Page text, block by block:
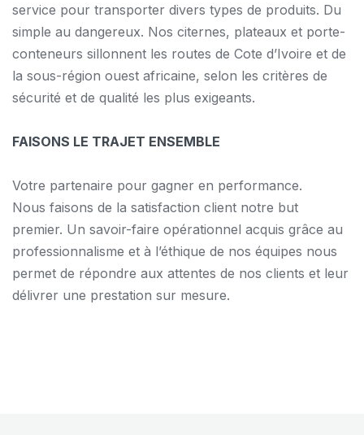
service pour transporter divers types de produits. Du
simple au dangereux. Nos citernes, plateaux et porte-
conteneurs sillonnent les routes de Cote d’Ivoire et de
la sous-région ouest africaine, selon les critères de
sécurité et de qualité les plus exigeants.
FAISONS LE TRAJET ENSEMBLE
Votre partenaire pour gagner en performance.
Nous faisons de la satisfaction client notre but
premier. Un savoir-faire opérationnel acquis grâce au
professionnalisme et à l’éthique de nos équipes nous
permet de répondre aux attentes de nos clients et leur
délivrer une prestation sur mesure.